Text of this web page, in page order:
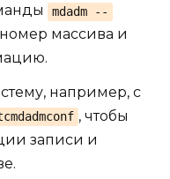
mdadm --
массива и
например, с
, чтобы
записи и